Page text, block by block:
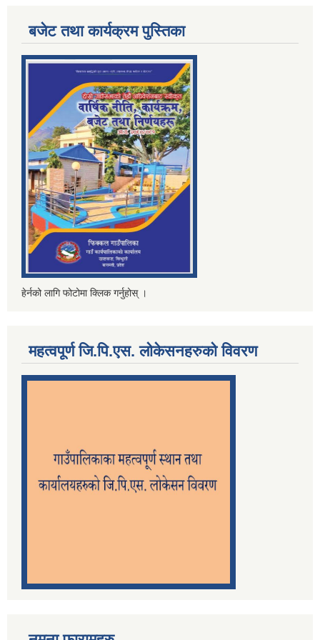
बजेट तथा कार्यक्रम पुस्तिका
हेर्नको लागि फोटोमा क्लिक गर्नुहोस् ।
महत्वपूर्ण जि.पि.एस. लोकेसनहरुको विवरण